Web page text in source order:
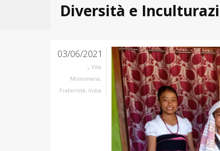
Diversità e
03/06/2021
, Vita
Missionaria,
Fraternità, India